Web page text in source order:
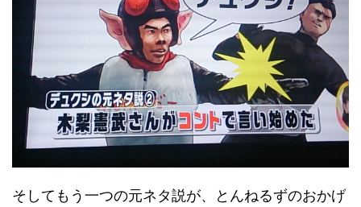
そしてもう一つの元ネタ説が、とんねるずのおかげ